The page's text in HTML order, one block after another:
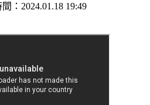
： 2024.01.18 19:49